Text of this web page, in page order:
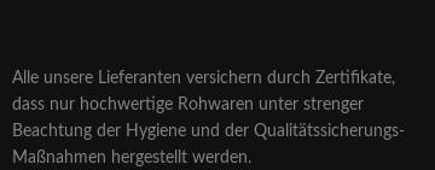
Alle unsere Lieferanten versichern durch Zertifikate,
dass nur hochwertige Rohwaren unter strenger
Beachtung der Hygiene und der Qualitätssicherungs-
Maßnahmen hergestellt werden.